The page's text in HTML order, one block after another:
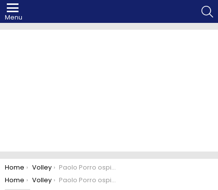
Menu
You are here:
Home Volley
Paolo Porro ospite della quarta puntata di After Hours.
You are here:
Home Volley Paolo Porro ospite della quarta puntata di After Hours.